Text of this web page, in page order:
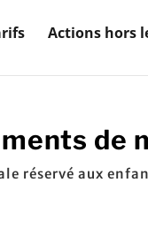
Actions hors
de
réservé aux